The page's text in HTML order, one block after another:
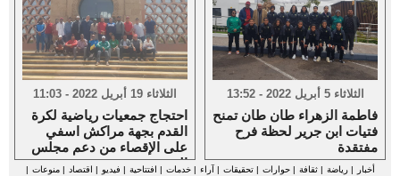
الثلاثاء 19 أبريل 2022 - 11:03
احتجاج جمعيات رياضية لكرة
القدم بجهة مراكش اسفي
على الإقصاء من دعم مجلس
الجهة
الثلاثاء 5 أبريل 2022 - 13:52
فاطمة الزهراء طان طان تمنح
فتيات ابن جرير لحظة فرح
مفتقدة
أخبار |رياضة |ثقافة |حوارات |تحقيقات | آراء |خدمات | افتتاحية | فيديو | اقتصاد |منوعات |